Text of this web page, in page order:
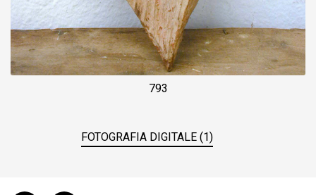
793
FOTOGRAFIA DIGITALE (1)